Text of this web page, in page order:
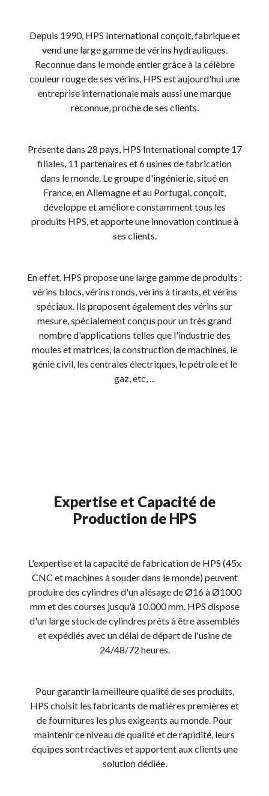
Depuis 1990, HPS International conçoit, fabrique et
vend une large gamme de vérins hydrauliques.
Reconnue dans le monde entier grâce à la célèbre
couleur rouge de ses vérins, HPS est aujourd'hui une
entreprise internationale mais aussi une marque
reconnue, proche de ses clients.
Présente dans 28 pays, HPS International compte 17
filiales, 11 partenaires et 6 usines de fabrication
dans le monde. Le groupe d'ingénierie, situé en
France, en Allemagne et au Portugal, conçoit,
développe et améliore constamment tous les
produits HPS, et apporte une innovation continue à
ses clients.
En effet, HPS propose une large gamme de produits :
vérins blocs, vérins ronds, vérins à tirants, et vérins
spéciaux. Ils proposent également des vérins sur
mesure, spécialement conçus pour un très grand
nombre d'applications telles que l'industrie des
moules et matrices, la construction de machines, le
génie civil, les centrales électriques, le pétrole et le
gaz, etc, ...
Expertise et Capacité de
Production de HPS
L'expertise et la capacité de fabrication de HPS (45x
CNC et machines à souder dans le monde) peuvent
produire des cylindres d'un alésage de Ø16 à Ø1000
mm et des courses jusqu'à 10.000 mm. HPS dispose
d'un large stock de cylindres prêts à être assemblés
et expédiés avec un délai de départ de l'usine de
24/48/72 heures.
Pour garantir la meilleure qualité de ses produits,
HPS choisit les fabricants de matières premières et
de fournitures les plus exigeants au monde. Pour
maintenir ce niveau de qualité et de rapidité, leurs
équipes sont réactives et apportent aux clients une
solution dédiée.